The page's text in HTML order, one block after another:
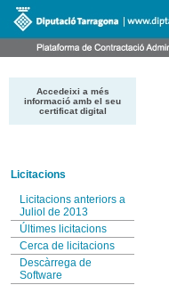
Accedeixi a més
informació amb el seu
certificat digital
Licitacions
Licitacions anteriors a
Juliol de 2013
Últimes licitacions
Cerca de licitacions
Descàrrega de
Software